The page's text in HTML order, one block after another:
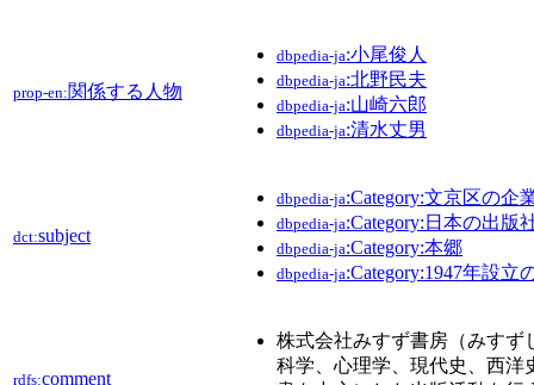
prop-en:関係する人物
dbpedia-ja:小尾俊人
dbpedia-ja:北野民夫
dbpedia-ja:山崎六郎
dbpedia-ja:清水丈男
dct:subject
dbpedia-ja:Category:文京区の企
dbpedia-ja:Category:日本の出版
dbpedia-ja:Category:本郷
dbpedia-ja:Category:1947年設立
rdfs:comment
株式会社みすず書房（みすず
科学、心理学、現代史、西洋